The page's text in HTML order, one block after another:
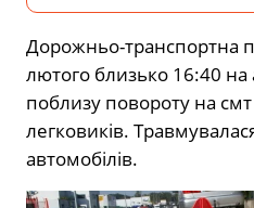
Дорожньо-транспортна
лютого близько 16:40 на
поблизу повороту на
легковиків.
автомобілів.